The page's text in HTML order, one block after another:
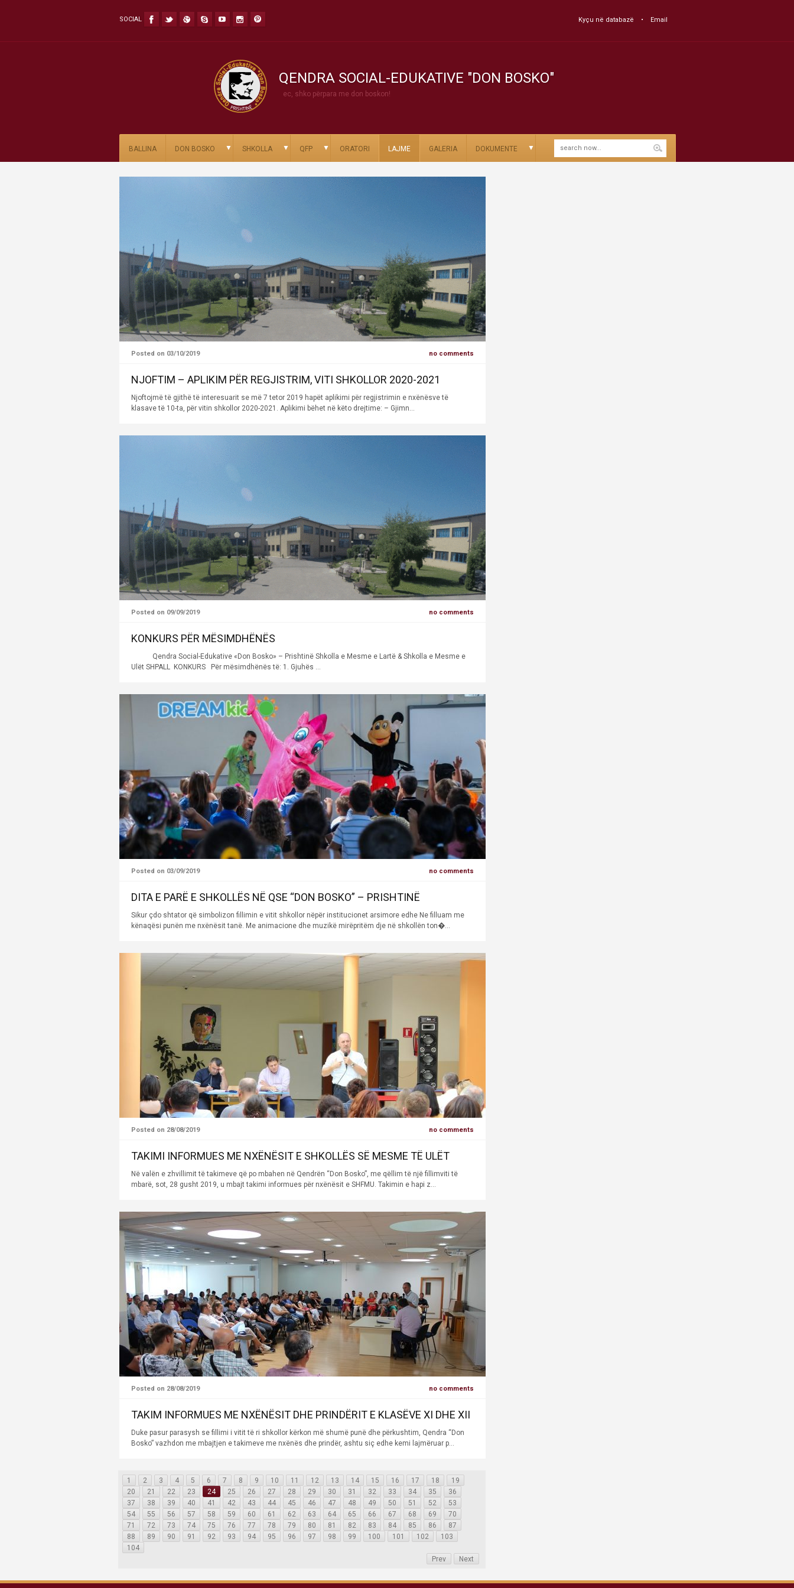
SOCIAL Kyçu në databazë Email
QENDRA SOCIAL-EDUKATIVE "DON BOSKO"
ec, shko përpara me don boskon!
BALLINA DON BOSKO ▼ SHKOLLA ▼ QFP ▼ ORATORI LAJME GALERIA DOKUMENTE ▼
Posted on 03/10/2019 no comments
NJOFTIM – APLIKIM PËR REGJISTRIM, VITI SHKOLLOR 2020-2021
Njoftojmë të gjithë të interesuarit se më 7 tetor 2019 hapët aplikimi për regjistrimin e nxënësve të
klasave të 10-ta, për vitin shkollor 2020-2021. Aplikimi bëhet në këto drejtime: – Gjimn...
Posted on 09/09/2019 no comments
KONKURS PËR MËSIMDHËNËS
Qendra Social-Edukative «Don Bosko» – Prishtinë Shkolla e Mesme e Lartë & Shkolla e Mesme e
Ulët SHPALL KONKURS Për mësimdhënës të: 1. Gjuhës ...
Posted on 03/09/2019 no comments
DITA E PARË E SHKOLLËS NË QSE “DON BOSKO” – PRISHTINË
Sikur çdo shtator që simbolizon fillimin e vitit shkollor nëpër institucionet arsimore edhe Ne filluam me
kënaqësi punën me nxënësit tanë. Me animacione dhe muzikë mirëpritëm dje në shkollën ton�...
Posted on 28/08/2019 no comments
TAKIMI INFORMUES ME NXËNËSIT E SHKOLLËS SË MESME TË ULËT
Në valën e zhvillimit të takimeve që po mbahen në Qendrën “Don Bosko”, me qëllim të një fillimviti të
mbarë, sot, 28 gusht 2019, u mbajt takimi informues për nxënësit e SHFMU. Takimin e hapi z...
Posted on 28/08/2019 no comments
TAKIM INFORMUES ME NXËNËSIT DHE PRINDËRIT E KLASËVE XI DHE XII
Duke pasur parasysh se fillimi i vitit të ri shkollor kërkon më shumë punë dhe përkushtim, Qendra “Don
Bosko” vazhdon me mbajtjen e takimeve me nxënës dhe prindër, ashtu siç edhe kemi lajmëruar p...
1 2 3 4 5 6 7 8 9 10 11 12 13 14 15 16 17 18
19
20
21 22 23 24 25 26 27 28 29 30 31 32 33 34 35
36
37
38 39 40 41 42 43 44 45 46 47 48 49 50 51 52
53
54
55 56 57 58 59 60 61 62 63 64 65 66 67 68 69
70
71
72 73 74 75 76 77 78 79 80 81 82 83 84 85 86
87
88
89 90 91 92 93 94 95 96 97 98 99 100 101 102
103
104
Prev
Next